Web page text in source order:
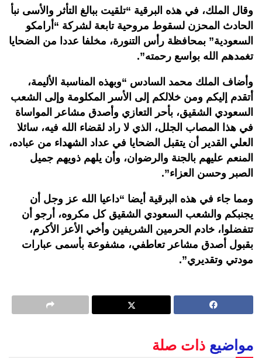
وقال الملك، في هذه البرقية “تلقيت ببالغ التأثر والأسى نبأ
الحادث المحزن لسقوط مروحية تابعة لشركة “أرامكو
السعودية” بمحافظة رأس التنورة، مخلفا عددا من الضحايا
تغمدهم الله بواسع رحمته”.
وأضاف الملك محمد السادس “وبهذه المناسبة الأليمة،
أتقدم إليكم ومن خلالكم إلى الأسر المكلومة وإلى الشعب
السعودي الشقيق، بأحر التعازي وأصدق مشاعر المواساة
في هذا المصاب الجلل، الذي لا راد لقضاء الله فيه، سائلا
العلي القدير أن يتقبل الضحايا في عداد الشهداء من عباده،
المنعم عليهم بالجنة والرضوان، وأن يلهم ذويهم جميل
الصبر وحسن العزاء”.
ومما جاء في هذه البرقية أيضا “داعيا الله عز وجل أن
يجنبكم والشعب السعودي الشقيق كل مكروه، أرجو أن
تتفضلوا، خادم الحرمين الشريفين وأخي الأعز الأكرم،
بقبول أصدق مشاعر تعاطفي، مشفوعة بأسمى عبارات
مودتي وتقديري”.
مواضيع ذات صلة